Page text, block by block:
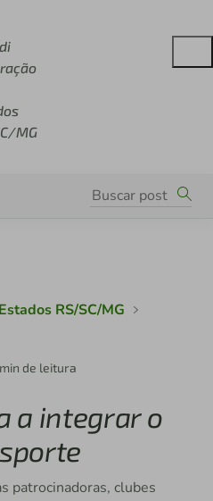
MG
RS/SC/MG
de leitura
a integrar o
patrocinadoras, clubes